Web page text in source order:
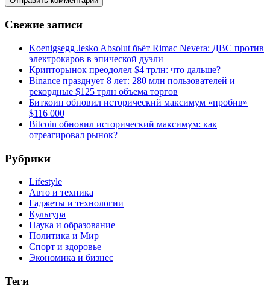
Свежие записи
Koenigsegg Jesko Absolut бьёт Rimac Nevera: ДВС против
электрокаров в эпической дуэли
Крипторынок преодолел $4 трлн: что дальше?
Binance празднует 8 лет: 280 млн пользователей и
рекордные $125 трлн объема торгов
Биткоин обновил исторический максимум «пробив»
$116 000
Bitcoin обновил исторический максимум: как
отреагировал рынок?
Рубрики
Lifestyle
Авто и техника
Гаджеты и технологии
Культура
Наука и образование
Политика и Мир
Спорт и здоровье
Экономика и бизнес
Теги